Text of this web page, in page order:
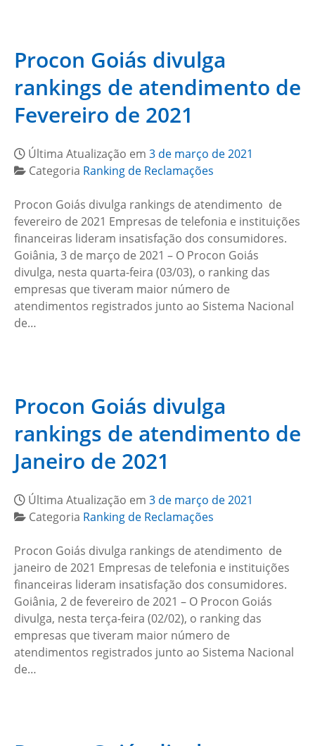
Procon Goiás divulga
rankings de atendimento de
Fevereiro de 2021
Última Atualização em 3 de março de 2021
Categoria Ranking de Reclamações
Procon Goiás divulga rankings de atendimento de
fevereiro de 2021 Empresas de telefonia e instituições
financeiras lideram insatisfação dos consumidores.
Goiânia, 3 de março de 2021 – O Procon Goiás
divulga, nesta quarta-feira (03/03), o ranking das
empresas que tiveram maior número de
atendimentos registrados junto ao Sistema Nacional
de…
Procon Goiás divulga
rankings de atendimento de
Janeiro de 2021
Última Atualização em 3 de março de 2021
Categoria Ranking de Reclamações
Procon Goiás divulga rankings de atendimento de
janeiro de 2021 Empresas de telefonia e instituições
financeiras lideram insatisfação dos consumidores.
Goiânia, 2 de fevereiro de 2021 – O Procon Goiás
divulga, nesta terça-feira (02/02), o ranking das
empresas que tiveram maior número de
atendimentos registrados junto ao Sistema Nacional
de…